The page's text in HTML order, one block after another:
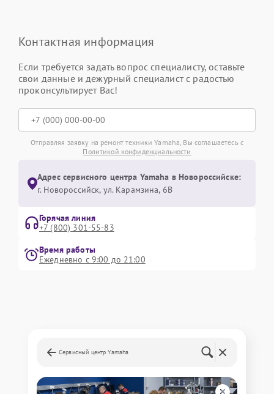
Контактная информация
Если требуется задать вопрос специалисту, оставьте
свои данные и дежурный специалист с радостью
проконсультирует Вас!
Отправляя заявку на ремонт техники Yamaha, Вы соглашаетесь с
Политикой конфиденциальности
Адрес сервисного центра Yamaha в Новороссийске:
г. Новороссийск, ул. Карамзина, 6В
Горячая линия
+7 (800) 301-55-83
Время работы
Ежедневно с 9:00 до 21:00
Сервисный центр Yamaha